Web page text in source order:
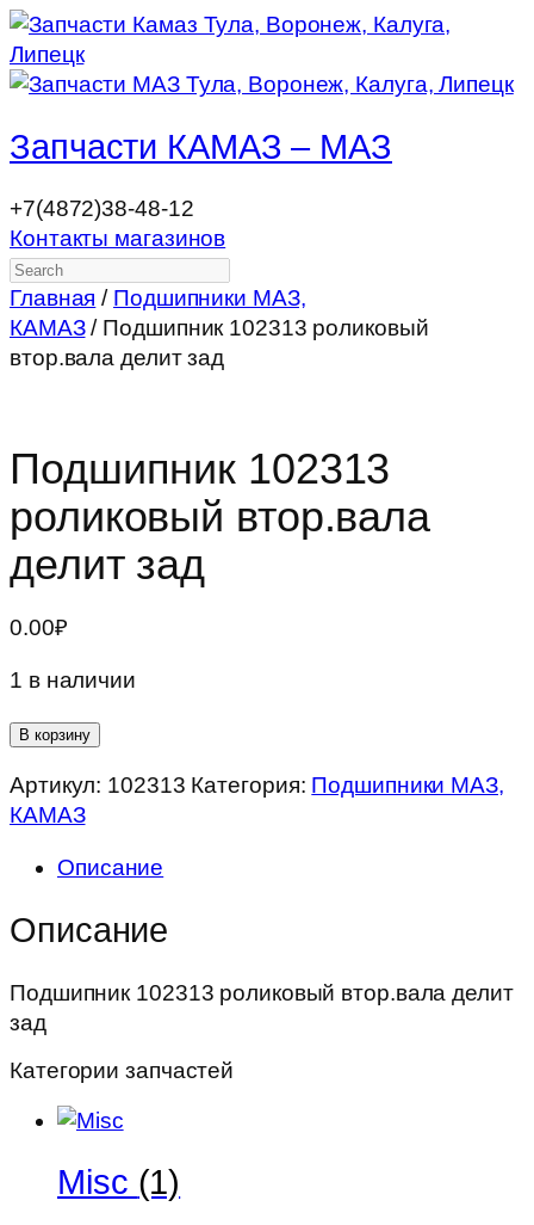
Запчасти КАМАЗ – МАЗ
+7(4872)38-48-12
Контакты магазинов
Search
Главная / Подшипники МАЗ,
КАМАЗ/ Подшипник 102313 роликовый
втор.вала делит зад
Подшипник 102313
роликовый втор.вала
делит зад
0.00₽
1 в наличии
Количество
Подшипник
102313
втор.вала
зад
В корзину
Артикул: 102313 Категория: Подшипники МАЗ,
КАМАЗ
Описание
Описание
Подшипник 102313 роликовый втор.вала делит
зад
Категории запчастей
Misc (1)